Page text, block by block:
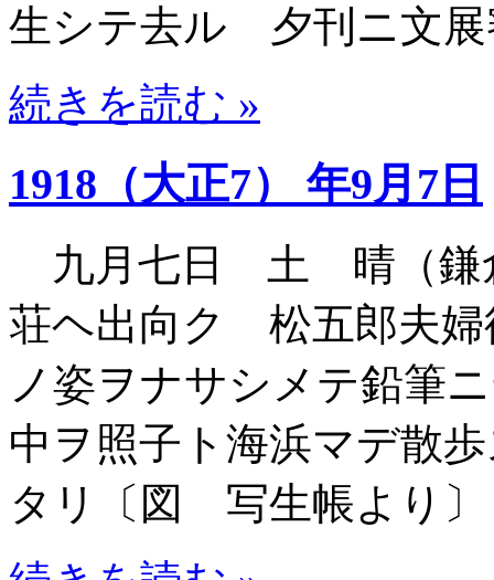
生シテ去ル 夕刊ニ文展
続きを読む »
1918（大正7） 年9月7日
九月七日 土 晴（鎌
荘ヘ出向ク 松五郎夫婦
ノ姿ヲナサシメテ鉛筆
中ヲ照子ト海浜マデ散
タリ〔図 写生帳より〕